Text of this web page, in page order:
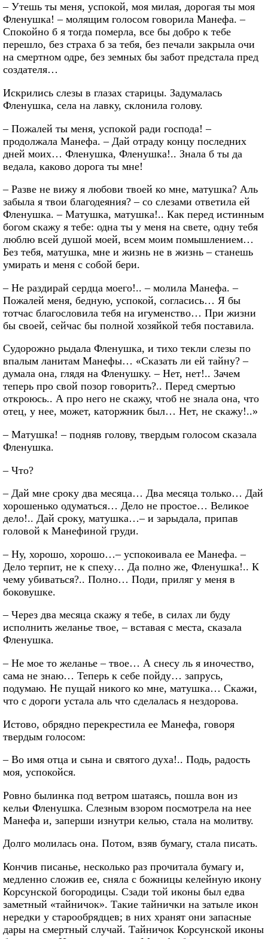
– Утешь ты меня, успокой, моя милая, дорогая ты моя
Фленушка! – молящим голосом говорила Манефа. –
Спокойно б я тогда померла, все бы добро к тебе
перешло, без страха б за тебя, без печали закрыла очи
на смертном одре, без земных бы забот предстала пред
создателя…
Искрились слезы в глазах старицы. Задумалась
Фленушка, села на лавку, склонила голову.
– Пожалей ты меня, успокой ради господа! –
продолжала Манефа. – Дай отраду концу последних
дней моих… Фленушка, Фленушка!.. Знала б ты да
ведала, каково дорога ты мне!
– Разве не вижу я любови твоей ко мне, матушка? Аль
забыла я твои благодеяния? – со слезами ответила ей
Фленушка. – Матушка, матушка!.. Как перед истинным
богом скажу я тебе: одна ты у меня на свете, одну тебя
люблю всей душой моей, всем моим помышлением…
Без тебя, матушка, мне и жизнь не в жизнь – станешь
умирать и меня с собой бери.
– Не раздирай сердца моего!.. – молила Манефа. –
Пожалей меня, бедную, успокой, согласись… Я бы
тотчас благословила тебя на игуменство… При жизни
бы своей, сейчас бы полной хозяйкой тебя поставила.
Судорожно рыдала Фленушка, и тихо текли слезы по
впалым ланитам Манефы… «Сказать ли ей тайну? –
думала она, глядя на Фленушку. – Нет, нет!.. Зачем
теперь про свой позор говорить?.. Перед смертью
откроюсь.. А про него не скажу, чтоб не знала она, что
отец, у нее, может, каторжник был… Нет, не скажу!..»
– Матушка! – подняв голову, твердым голосом сказала
Фленушка.
– Что?
– Дай мне сроку два месяца… Два месяца только… Дай
хорошенько одуматься… Дело не простое… Великое
дело!.. Дай сроку, матушка…– и зарыдала, припав
головой к Манефиной груди.
– Ну, хорошо, хорошо…– успокоивала ее Манефа. –
Дело терпит, не к спеху… Да полно же, Фленушка!.. К
чему убиваться?.. Полно… Поди, приляг у меня в
боковушке.
– Через два месяца скажу я тебе, в силах ли буду
исполнить желанье твое, – вставая с места, сказала
Фленушка.
– Не мое то желанье – твое… А снесу ль я иночество,
сама не знаю… Теперь к себе пойду… запрусь,
подумаю. Не пущай никого ко мне, матушка… Скажи,
что с дороги устала аль что сделалась я нездорова.
Истово, обрядно перекрестила ее Манефа, говоря
твердым голосом:
– Во имя отца и сына и святого духа!.. Подь, радость
моя, успокойся.
Ровно былинка под ветром шатаясь, пошла вон из
кельи Фленушка. Слезным взором посмотрела на нее
Манефа и, заперши изнутри келью, стала на молитву.
Долго молилась она. Потом, взяв бумагу, стала писать.
Кончив писанье, несколько раз прочитала бумагу и,
медленно сложив ее, сняла с божницы келейную икону
Корсунской богородицы. Сзади той иконы был едва
заметный «тайничок». Такие тайнички на затыле икон
нередки у старообрядцев; в них хранят они запасные
дары на смертный случай. Тайничок Корсунской иконы